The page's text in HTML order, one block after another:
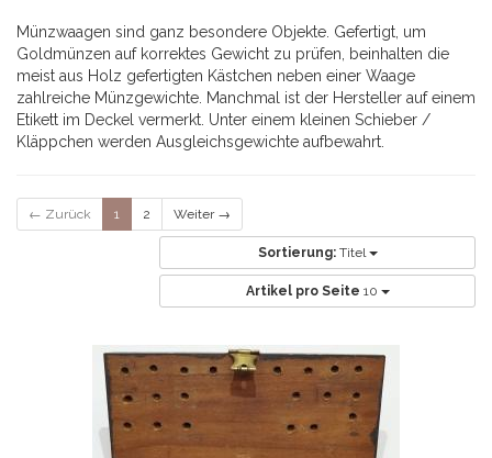
Münzwaagen sind ganz besondere Objekte. Gefertigt, um
Goldmünzen auf korrektes Gewicht zu prüfen, beinhalten die
meist aus Holz gefertigten Kästchen neben einer Waage
zahlreiche Münzgewichte. Manchmal ist der Hersteller auf einem
Etikett im Deckel vermerkt. Unter einem kleinen Schieber /
Kläppchen werden Ausgleichsgewichte aufbewahrt.
← Zurück 1 2 Weiter →
Sortierung: Titel
Artikel pro Seite 10